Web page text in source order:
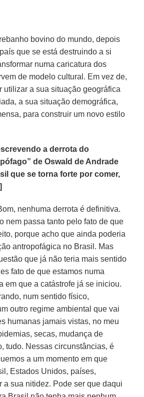
bovino do mundo, depois
que se está destruindo a si
numa caricatura dos
de modelo cultural. Em vez de,
utilizar a sua situação geográfica
a sua situação demográfica,
para construir um novo estilo
a derrota do
de Oswald de Andrade
que se torna forte por comer,
nenhuma derrota é definitiva.
nem passa tanto pelo fato de que
porque acho que ainda poderia
antropofágica no Brasil. Mas
que já não teria mais sentido
fato de que estamos numa
em que a catástrofe já se iniciou.
num sentido físico,
outro regime ambiental que vai
humanas jamais vistas, no meu
secas, mudança de
tudo. Nessas circunstâncias, é
a um momento em que
Estados Unidos, países,
a sua nitidez. Pode ser que daqui